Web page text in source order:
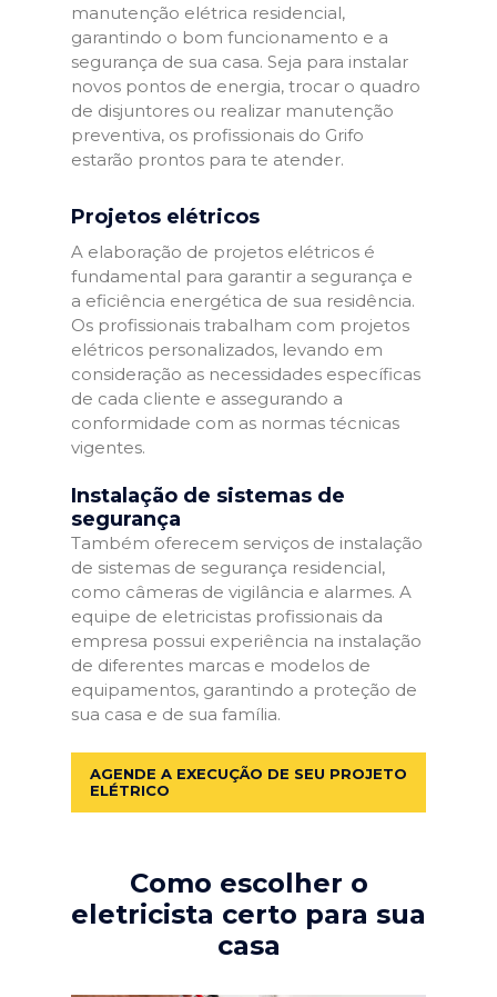
manutenção elétrica residencial,
garantindo o bom funcionamento e a
segurança de sua casa. Seja para instalar
novos pontos de energia, trocar o quadro
de disjuntores ou realizar manutenção
preventiva, os profissionais do Grifo
estarão prontos para te atender.
Projetos elétricos
A elaboração de projetos elétricos é
fundamental para garantir a segurança e
a eficiência energética de sua residência.
Os profissionais trabalham com projetos
elétricos personalizados, levando em
consideração as necessidades específicas
de cada cliente e assegurando a
conformidade com as normas técnicas
vigentes.
Instalação de sistemas de
segurança
Também oferecem serviços de instalação
de sistemas de segurança residencial,
como câmeras de vigilância e alarmes. A
equipe de eletricistas profissionais da
empresa possui experiência na instalação
de diferentes marcas e modelos de
equipamentos, garantindo a proteção de
sua casa e de sua família.
AGENDE A EXECUÇÃO DE SEU PROJETO
ELÉTRICO
Como escolher o
eletricista certo para sua
casa